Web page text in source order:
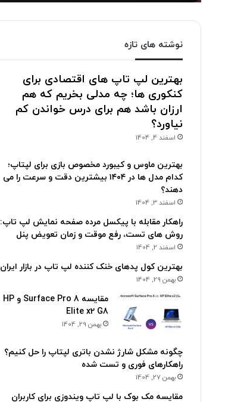
نوشته های تازه
بهترین لپ تاپ های اقتصادی برای
کنکوری ها؛ چه مدلی بخریم که هم
ارزان باشد هم برای درس خواندن کم
نیاورد؟
اسفند 4, 1404
بهترین ماوس و کیبورد مخصوص بازی برای لپتاپ؛
کدام مدل ها در ۱۴۰۴ بیشترین دقت و سرعت را می
دهند؟
اسفند 3, 1404
راهکار مقابله با پیکسل مرده صفحه نمایش لپ تاپ:
روش های تست، رفع موقت و زمان تعویض پنل
اسفند 2, 1404
بهترین کول پدهای خنک کننده لپ تاپ در بازار ایران
بهمن 29, 1404
مقایسه Surface Pro 8 و HP
Elite x2 G8
بهمن 29, 1404
چگونه مشکل شارژ نشدن باتری لپتاپ را حل کنیم؟
راهکارهای فوری و تست شده
بهمن 27, 1404
مقایسه مک بوک با لپ تاپ ویندوزی برای کاربران